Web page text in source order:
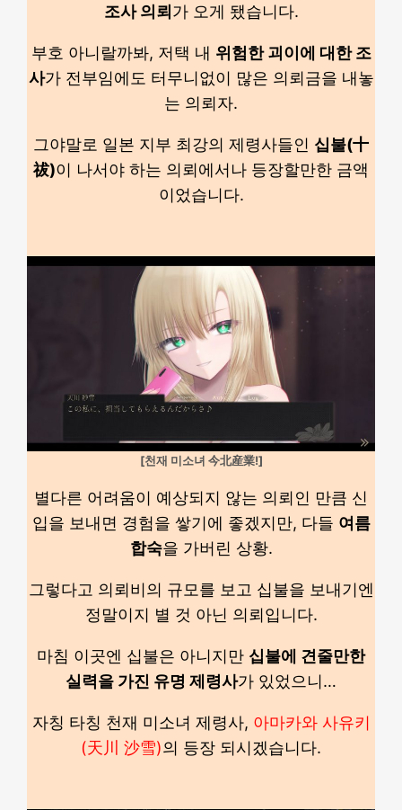
조사 의뢰가 오게 됐습니다.
부호 아니랄까봐, 저택 내 위험한 괴이에 대한 조
사가 전부임에도 터무니없이 많은 의뢰금을 내놓
는 의뢰자.
그야말로 일본 지부 최강의 제령사들인 십불(十
祓)이 나서야 하는 의뢰에서나 등장할만한 금액
이었습니다.
[천재 미소녀 今北産業!]
별다른 어려움이 예상되지 않는 의뢰인 만큼 신
입을 보내면 경험을 쌓기에 좋겠지만, 다들 여름
합숙을 가버린 상황.
그렇다고 의뢰비의 규모를 보고 십불을 보내기엔
정말이지 별 것 아닌 의뢰입니다.
마침 이곳엔 십불은 아니지만 십불에 견줄만한
실력을 가진 유명 제령사가 있었으니…
자칭 타칭 천재 미소녀 제령사, 아마카와 사유키
(天川 沙雪)의 등장 되시겠습니다.